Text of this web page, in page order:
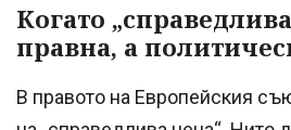
Когато
правна, а
В правото на Европейския